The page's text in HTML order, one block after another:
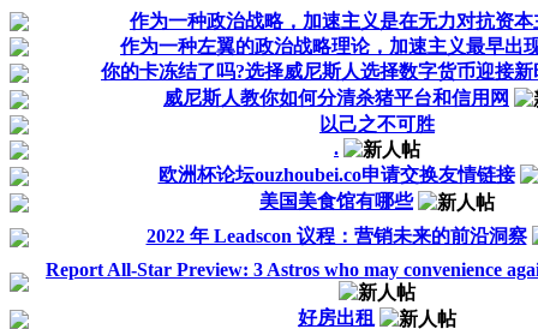
作为一种政治战略，加速主义是在无力对抗资本
作为一种左翼的政治战略理论，加速主义最早出
你的卡冻结了吗?选择威尼斯人选择数字货币迎接新
威尼斯人教你如何分清杀猪平台和信用网
以己之不可胜
.
欧洲杯论坛ouzhoubei.co申请交换友情链接
美国美食馆有哪些
2022 年 Leadscon 议程：营销未来的前沿洞察
Report All-Star Preview: 3 Astros who may convenience
好房出租